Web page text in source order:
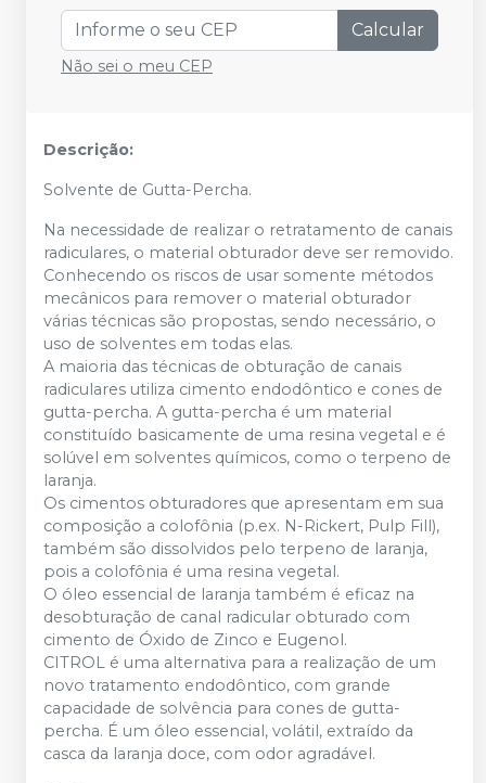
Calcular
Não sei o meu CEP
Descrição:
Solvente de Gutta-Percha.
Na necessidade de realizar o retratamento de canais
radiculares, o material obturador deve ser removido.
Conhecendo os riscos de usar somente métodos
mecânicos para remover o material obturador
várias técnicas são propostas, sendo necessário, o
uso de solventes em todas elas.
A maioria das técnicas de obturação de canais
radiculares utiliza cimento endodôntico e cones de
gutta-percha. A gutta-percha é um material
constituído basicamente de uma resina vegetal e é
solúvel em solventes químicos, como o terpeno de
laranja.
Os cimentos obturadores que apresentam em sua
composição a colofônia (p.ex. N-Rickert, Pulp Fill),
também são dissolvidos pelo terpeno de laranja,
pois a colofônia é uma resina vegetal.
O óleo essencial de laranja também é eficaz na
desobturação de canal radicular obturado com
cimento de Óxido de Zinco e Eugenol.
CITROL é uma alternativa para a realização de um
novo tratamento endodôntico, com grande
capacidade de solvência para cones de gutta-
percha. É um óleo essencial, volátil, extraído da
casca da laranja doce, com odor agradável.